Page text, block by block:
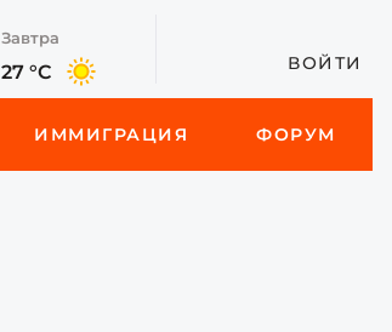
Завтра
27 °C ВОЙТИ
ИММИГРАЦИЯ ФОРУМ